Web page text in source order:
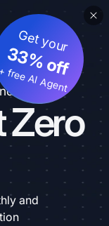
Zero
Get your
33% off
free AI Agent
and